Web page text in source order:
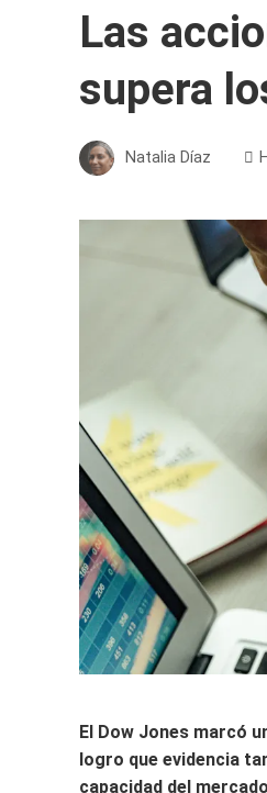
Las
supera
Natalia Díaz
El Dow Jones marcó
logro que evidencia
capacidad del